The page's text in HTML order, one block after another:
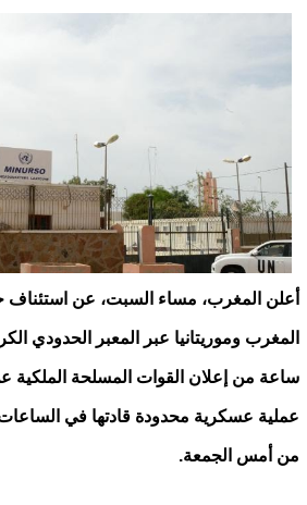
أعلن المغرب، مساء السبت، عن استئناف
ساعة من إعلان القوات المسلحة الملكية
عملية عسكرية محدودة قادتها في
من أمس الجمعة.